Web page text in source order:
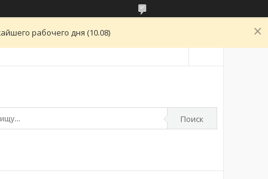
рабочего дня (10.08)
Поиск